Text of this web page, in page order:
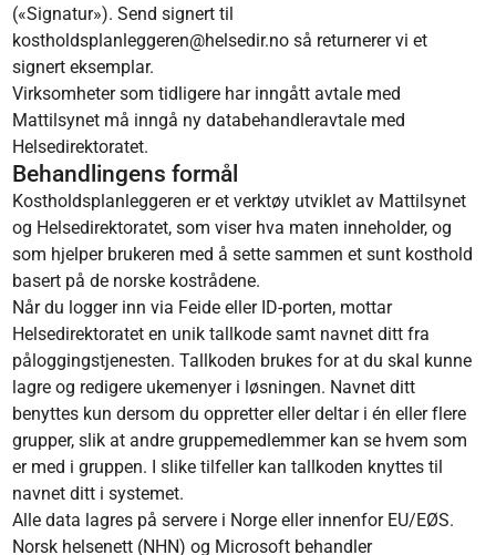
(«Signatur»). Send signert til
kostholdsplanleggeren@helsedir.no så returnerer vi et
signert eksemplar.
Virksomheter som tidligere har inngått avtale med
Mattilsynet må inngå ny databehandleravtale med
Helsedirektoratet.
Behandlingens formål
Kostholdsplanleggeren er et verktøy utviklet av Mattilsynet
og Helsedirektoratet, som viser hva maten inneholder, og
som hjelper brukeren med å sette sammen et sunt kosthold
basert på de norske kostrådene.
Når du logger inn via Feide eller ID‑porten, mottar
Helsedirektoratet en unik tallkode samt navnet ditt fra
påloggingstjenesten. Tallkoden brukes for at du skal kunne
lagre og redigere ukemenyer i løsningen. Navnet ditt
benyttes kun dersom du oppretter eller deltar i én eller flere
grupper, slik at andre gruppemedlemmer kan se hvem som
er med i gruppen. I slike tilfeller kan tallkoden knyttes til
navnet ditt i systemet.
Alle data lagres på servere i Norge eller innenfor EU/EØS.
Norsk helsenett (NHN) og Microsoft behandler